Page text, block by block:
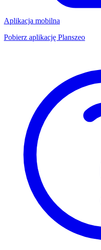
Aplikacja mobilna
Pobierz aplikację Planszeo